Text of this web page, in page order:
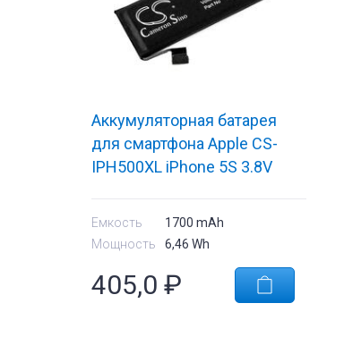
Аккумуляторная батарея
для смартфона Apple CS-
IPH500XL iPhone 5S 3.8V
Емкость
1700 mAh
Мощность
6,46 Wh
405,0 ₽